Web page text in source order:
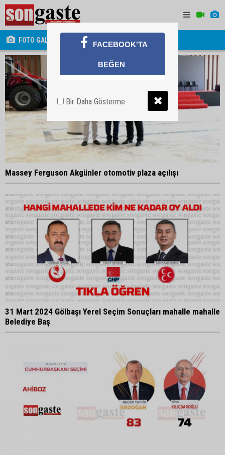
FOTO GALERİ
Massey Ferguson Akgünler otomotiv plaza açılışı
31 Mart 2024 Gölbaşı Yerel Seçim Sonuçları mahalle mahalle
Belediye Baş
FACEBOOK'TA
BEĞEN
Bir Daha Gösterme